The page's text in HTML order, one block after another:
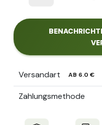
Versandart AB 6.0 €
Zahlungsmethode